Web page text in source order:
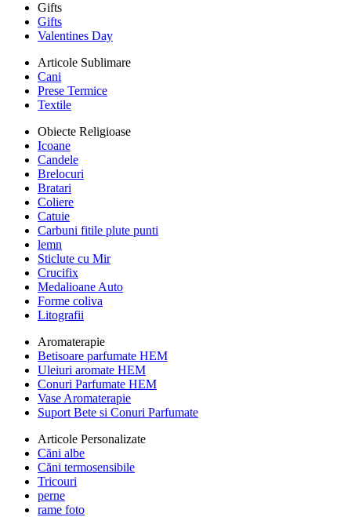
Gifts
Gifts
Valentines Day
Articole Sublimare
Cani
Prese Termice
Textile
Obiecte Religioase
Icoane
Candele
Brelocuri
Bratari
Coliere
Catuie
Carbuni fitile plute punti
lemn
Sticlute cu Mir
Crucifix
Medalioane Auto
Forme coliva
Litografii
Aromaterapie
Betisoare parfumate HEM
Uleiuri aromate HEM
Conuri Parfumate HEM
Vase Aromaterapie
Suport Bete si Conuri Parfumate
Articole Personalizate
Căni albe
Căni termosensibile
Tricouri
perne
rame foto